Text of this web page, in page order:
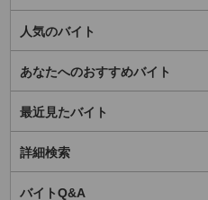
人気のバイト
あなたへのおすすめバイト
最近見たバイト
詳細検索
バイトQ&A